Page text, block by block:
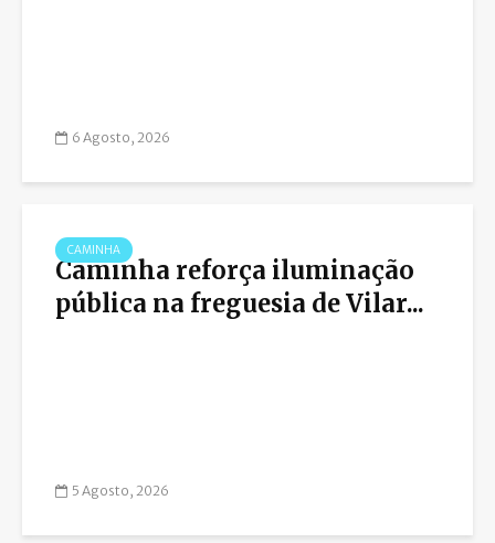
6 Agosto, 2026
CAMINHA
Caminha reforça iluminação
pública na freguesia de Vilar...
5 Agosto, 2026